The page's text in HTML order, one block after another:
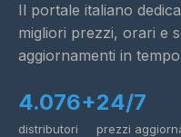
Il portale italiano
migliori prezzi, orari e
aggiornamenti in
4.076+
distributori
24/7
prezzi